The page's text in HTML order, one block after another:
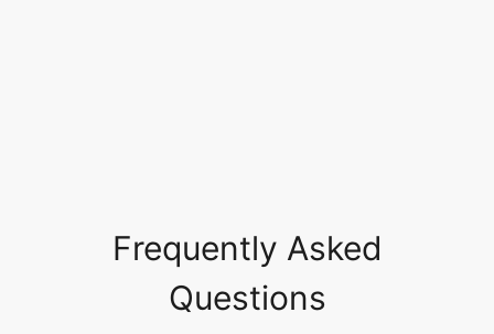
Quali sono i formati supportati